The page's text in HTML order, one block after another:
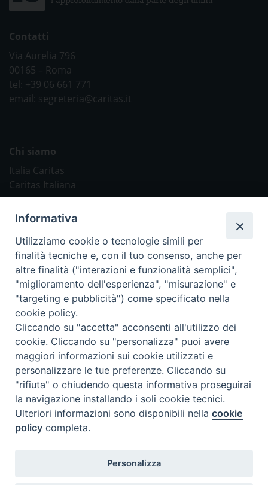
Contatti
Via Aurelia 796
00165 – Roma
tel: +39 06 661 771
email: segreteria@caritas.it
Chi siamo
Italia Caritas
Caritas Italiana
Caritas Internationalis
TV 2000
Inblu 2000
Avvenire
Sir
Scarp de’ Tenis
Newsletter
ISCRIVITI ALLA NEWSLETTER
Informativa
Utilizziamo cookie o tecnologie simili per
finalità tecniche e, con il tuo consenso, anche per
altre finalità ("interazioni e funzionalità semplici",
"miglioramento dell'esperienza", "misurazione" e
"targeting e pubblicità") come specificato nella
cookie policy.
Cliccando su "accetta" acconsenti all'utilizzo dei
cookie. Cliccando su "personalizza" puoi avere
maggiori informazioni sui cookie utilizzati e
personalizzare le tue preferenze. Cliccando su
"rifiuta" o chiudendo questa informativa proseguirai
la navigazione installando i soli cookie tecnici.
Ulteriori informazioni sono disponibili nellacookie
policy completa.
Personalizza